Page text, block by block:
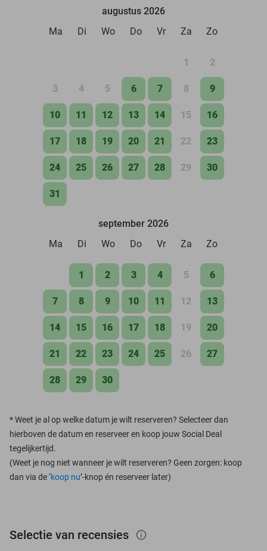
augustus 2026
Ma
Di Wo Do Vr Za Zo
1 2
3 4 5 6 7 8 9
10 11 12 13 14 15 16
17 18 19 20 21 22 23
24 25 26 27 28 29 30
31
september 2026
Ma
Di Wo Do Vr Za Zo
1 2 3 4 5 6
7 8 9 10 11 12 13
14 15 16 17 18 19 20
21 22 23 24 25 26 27
28 29 30
*Weet je al op welke datum je wilt reserveren? Selecteer dan
hierboven de datum en reserveer en koop jouw Social Deal
tegelijkertijd.
(Weet je nog niet wanneer je wilt reserveren? Geen zorgen: koop
dan via de ‘koop nu’-knop én reserveer later)
Selectie van recensies info_outlined